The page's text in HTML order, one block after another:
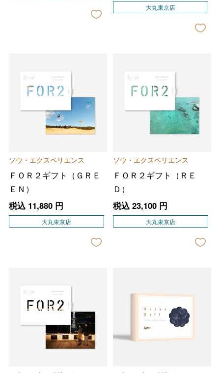
大丸東京店
ソウ・エクスペリエンス
ＦＯＲ２ギフト（ＧＲＥ
ＥＮ）
税込 11,880円
大丸東京店
ソウ・エクスペリエンス
ＦＯＲ２ギフト（ＲＥ
Ｄ）
税込 23,100円
大丸東京店